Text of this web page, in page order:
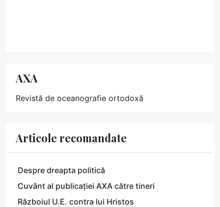
AXA
Revistă de oceanografie ortodoxă
Articole recomandate
Despre dreapta politică
Cuvânt al publicației AXA către tineri
Războiul U.E. contra lui Hristos